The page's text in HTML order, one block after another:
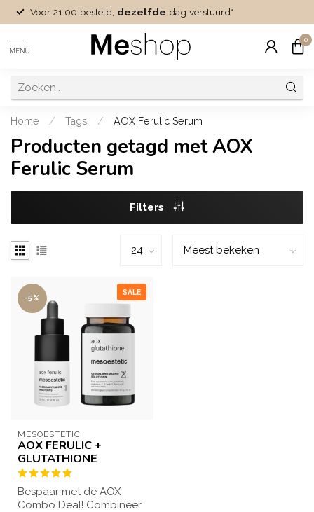
Voor 21:00 besteld, dezelfde dag verstuurd*
MENU
0
Home / Tags / AOX Ferulic Serum
Producten getagd met AOX
Ferulic Serum
Filters
SALE
-5%
MESOESTETIC
AOX FERULIC +
GLUTATHIONE
Bespaar met de AOX
Combo Deal! Combineer